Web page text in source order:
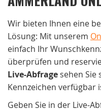
Wir bieten Ihnen eine
Lösung: Mit unserem
einfach Ihr
überprüfen und
Live-Abfrage sehen
Kennzeichen verfügbar
Geben Sie in der Live-